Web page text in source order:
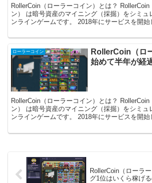
RollerCoin（ローラーコイン）とは？ RollerCoin
ン） は暗号資産のマイニング（採掘）をシミュ
ンラインゲームです。 2018年にサービスを開始
ローラーコイン
RollerCoin（ロ
始めて半年が経
RollerCoin（ローラーコイン）とは？ RollerCoin
ン） は暗号資産のマイニング（採掘）をシミュ
ンラインゲームです。 2018年にサービスを開
RollerCoin（ローラ
グ1位はいくら稼げる